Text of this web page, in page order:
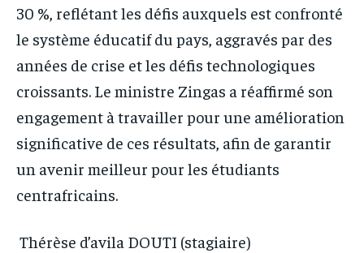
30 %, reflétant les défis auxquels est confronté
le système éducatif du pays, aggravés par des
années de crise et les défis technologiques
croissants. Le ministre Zingas a réaffirmé son
engagement à travailler pour une amélioration
significative de ces résultats, afin de garantir
un avenir meilleur pour les étudiants
centrafricains.
Thérèse d’avila DOUTI (stagiaire)